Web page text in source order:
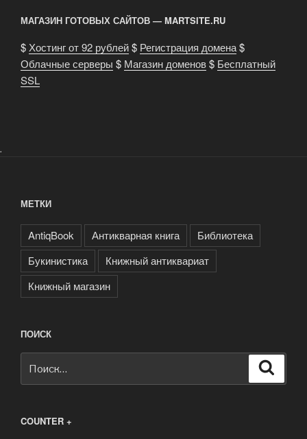
МАГАЗИН ГОТОВЫХ САЙТОВ — MARTSITE.RU
$ Хостинг от 92 рублей$ Регистрация домена$
Облачные серверы $ Магазин доменов$ Бесплатный
SSL
.
МЕТКИ
AntiqBook Антикварная книга
Библиотека
Букинистика
Книжный антиквариат
Книжный магазин
ПОИСК
COUNTER +